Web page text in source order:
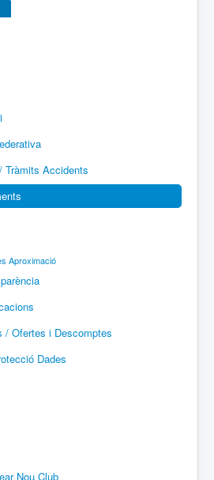
Amb Motor
Tràmits Accidents
Aproximació
/ Ofertes i Descomptes
Dades
Nou Club